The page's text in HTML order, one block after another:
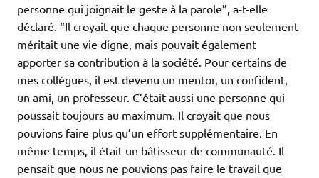
personne qui joignait le geste à la parole”, a-t-elle
déclaré. “Il croyait que chaque personne non seulement
méritait une vie digne, mais pouvait également
apporter sa contribution à la société. Pour certains de
mes collègues, il est devenu un mentor, un confident,
un ami, un professeur. C’était aussi une personne qui
poussait toujours au maximum. Il croyait que nous
pouvions faire plus qu’un effort supplémentaire. En
même temps, il était un bâtisseur de communauté. Il
pensait que nous ne pouvions pas faire le travail que